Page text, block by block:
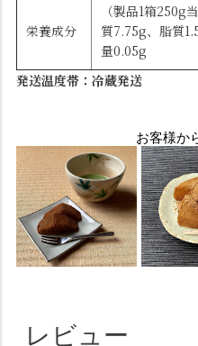
栄養成分
（製品1箱250g
質7.75g、脂質
量0.05g
発送温度帯：冷蔵発送
お客様か
レビュー